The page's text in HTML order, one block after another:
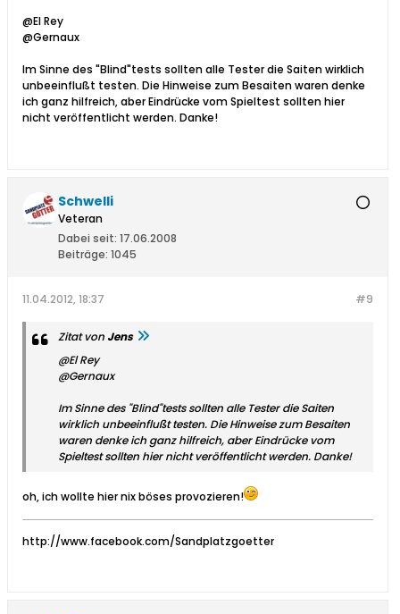
@El Rey
@Gernaux
Im Sinne des "Blind"tests sollten alle Tester die Saiten wirklich
unbeeinflußt testen. Die Hinweise zum Besaiten waren denke
ich ganz hilfreich, aber Eindrücke vom Spieltest sollten hier
nicht veröffentlicht werden. Danke!
Schwelli
Veteran
Dabei seit: 17.06.2008
Beiträge: 1045
#9
11.04.2012, 18:37
Zitat von Jens
@El Rey
@Gernaux
Im Sinne des "Blind"tests sollten alle Tester die Saiten
wirklich unbeeinflußt testen. Die Hinweise zum Besaiten
waren denke ich ganz hilfreich, aber Eindrücke vom
Spieltest sollten hier nicht veröffentlicht werden. Danke!
oh, ich wollte hier nix böses provozieren!
http://www.facebook.com/Sandplatzgoetter